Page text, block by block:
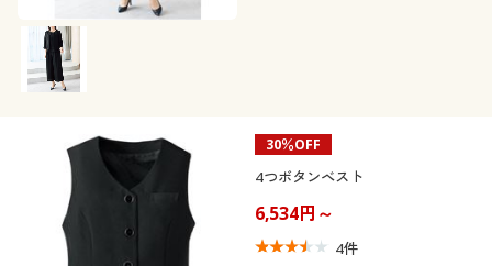
30％OFF
4つボタンベスト
6,534円～
4件